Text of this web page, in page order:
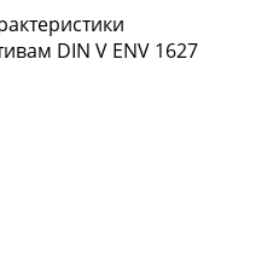
DIN V ENV 1627